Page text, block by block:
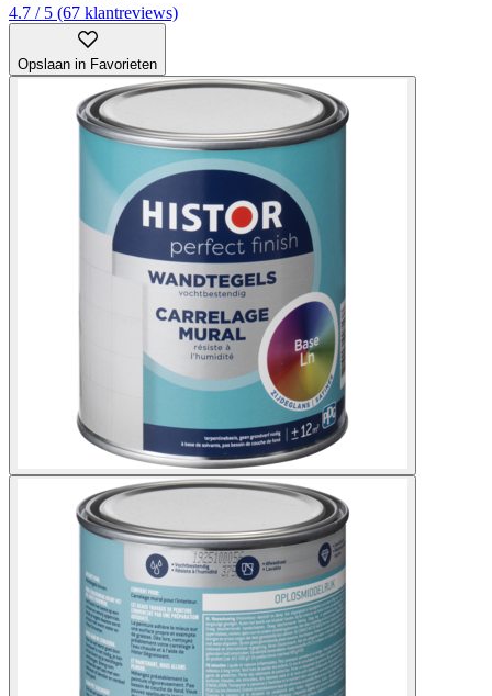
4.7 / 5 (67 klantreviews)
Opslaan in Favorieten